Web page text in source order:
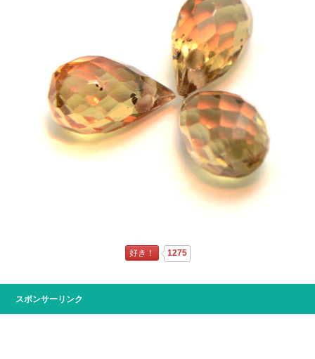
好き！ 1275
スポンサーリンク